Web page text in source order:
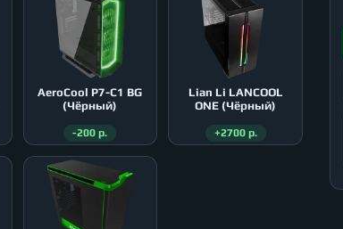
AeroСool P7-C1 BG
(Чёрный)
-200 р.
Lian Li LANCOOL
ONE (Чёрный)
+2700 р.